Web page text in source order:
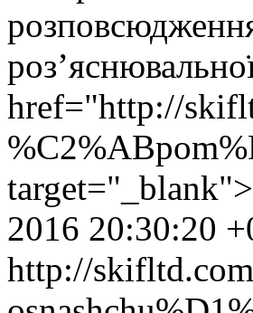
href="http://
2016 20:30:20
http://